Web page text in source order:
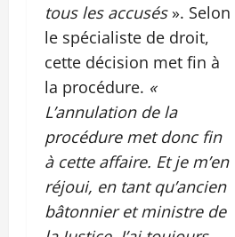
tous les accusés ». Selon
le spécialiste de droit,
cette décision met fin à
la procédure. «
L’annulation de la
procédure met donc fin
à cette affaire. Et je m’en
réjoui, en tant qu’ancien
bâtonnier et ministre de